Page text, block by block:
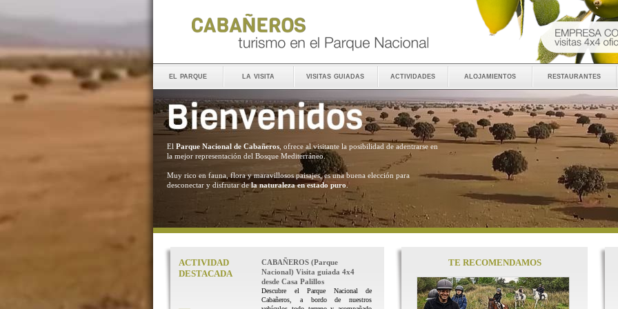
el parque la visita visitas guiadas actividades alojamientos restaurantes
El Parque Nacional de Cabañeros , ofrece al visitante la posibilidad de adentrarse en
la mejor representación del Bosque Mediterráneo.
Muy rico en fauna, flora y maravillosos paisajes, es una buena elección para
desconectar y disfrutar dela naturaleza en estado puro .
ACTIVIDAD
DESTACADA
CABAÑEROS (Parque
Nacional) Visita guiada 4x4
desde Casa Palillos
Descubre el Parque Nacional de
Cabañeros, a bordo de nuestros
TE RECOMENDAMOS